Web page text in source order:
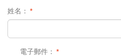
*
姓名：
*
電子郵件：